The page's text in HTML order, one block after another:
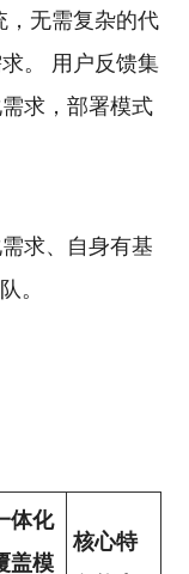
，无需复杂的代
。 用户反馈集
求，部署模式
求、自身有基
。
体化
盖模
核心特